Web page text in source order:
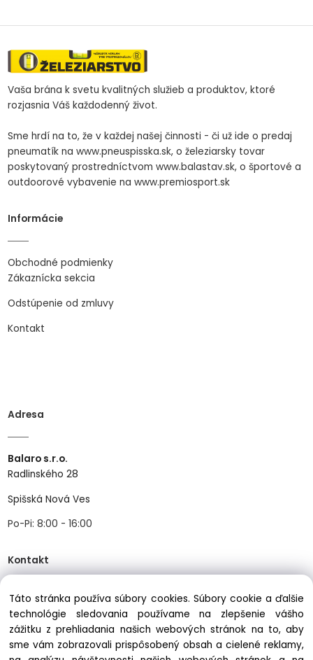
Vaša brána k svetu kvalitných služieb a produktov, ktoré
rozjasnia Váš každodenný život.
Sme hrdí na to, že v každej našej činnosti - či už ide o predaj
pneumatík na www.pneuspisska.sk, o železiarsky tovar
poskytovaný prostredníctvom www.balastav.sk, o športové a
outdoorové vybavenie na www.premiosport.sk
Informácie
Obchodné podmienky
Zákaznícka sekcia
Odstúpenie od zmluvy
Kontakt
Adresa
Balaro s.r.o.
Radlinského 28
Spišská Nová Ves
Po-Pi: 8:00 - 16:00
Kontakt
Tel:+421534466489
Mail:info@balastav.sk
Táto stránka používa súbory cookies. Súbory cookie a ďalšie
technológie sledovania používame na zlepšenie vášho
zážitku z prehliadania našich webových stránok na to, aby
sme vám zobrazovali prispôsobený obsah a cielené reklamy,